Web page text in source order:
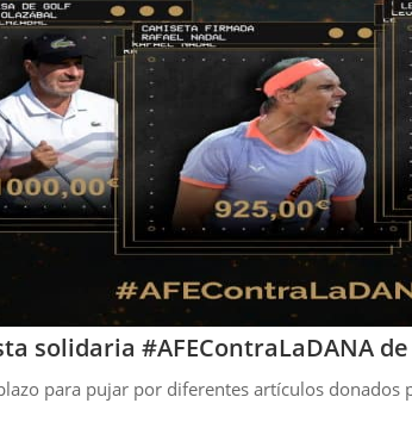
solidaria #AFEContraLaDANA
para pujar por diferentes artículos